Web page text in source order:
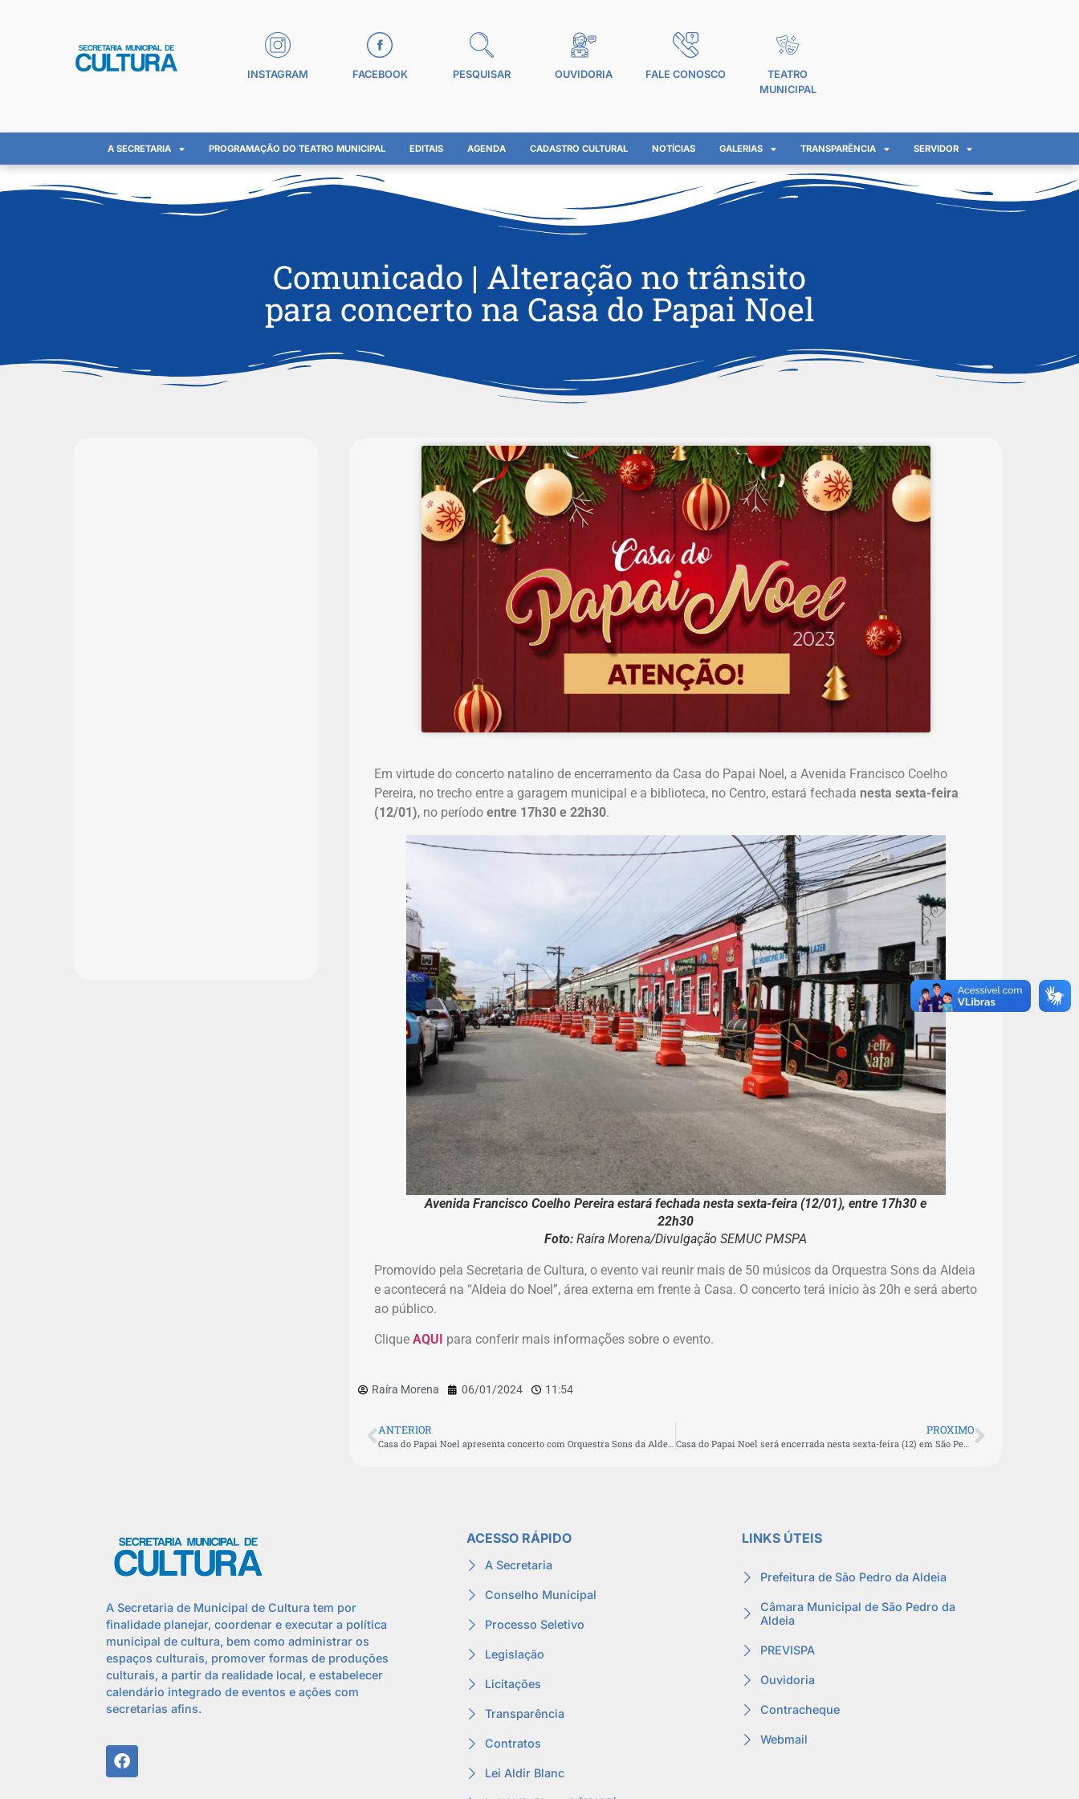
INSTAGRAM FACEBOOK PESQUISAR OUVIDORIA FALE CONOSCO
TEATRO
MUNICIPAL
A SECRETARIA PROGRAMAÇÃO DO TEATRO MUNICIPAL EDITAIS AGENDA CADASTRO CULTURAL NOTÍCIAS GALERIAS TRANSPARÊNCIA SERVIDOR
Comunicado | Alteração no trânsito
para concerto na Casa do Papai Noel
Em virtude do concerto natalino de encerramento da Casa do Papai Noel, a Avenida Francisco Coelho
Pereira, no trecho entre a garagem municipal e a biblioteca, no Centro, estará fechada nesta sexta-feira
(12/01), no período entre 17h30 e 22h30.
Avenida Francisco Coelho Pereira estará fechada nesta sexta-feira (12/01), entre 17h30 e
22h30
Foto:Raíra Morena/Divulgação SEMUC PMSPA
Promovido pela Secretaria de Cultura, o evento vai reunir mais de 50 músicos da Orquestra Sons da Aldeia
e acontecerá na “Aldeia do Noel”, área externa em frente à Casa. O concerto terá início às 20h e será aberto
ao público.
Clique AQUI para conferir mais informações sobre o evento.
Raíra Morena 06/01/2024 11:54
ANTERIOR
Casa do Papai Noel apresenta concerto com Orquestra Sons da Aldeia nesta sexta-feira (12)
PROXIMO
Casa do Papai Noel será encerrada nesta sexta-feira (12) em São Pedro da Aldeia
A Secretaria de Municipal de Cultura tem por
finalidade planejar, coordenar e executar a política
municipal de cultura, bem como administrar os
espaços culturais, promover formas de produções
culturais, a partir da realidade local, e estabelecer
calendário integrado de eventos e ações com
secretarias afins.
ACESSO RÁPIDO
A Secretaria
Conselho Municipal
Processo Seletivo
Legislação
Licitações
Transparência
Contratos
Lei Aldir Blanc
LINKS ÚTEIS
Prefeitura de São Pedro da Aldeia
Câmara Municipal de São Pedro da
Aldeia
PREVISPA
Ouvidoria
Contracheque
Webmail